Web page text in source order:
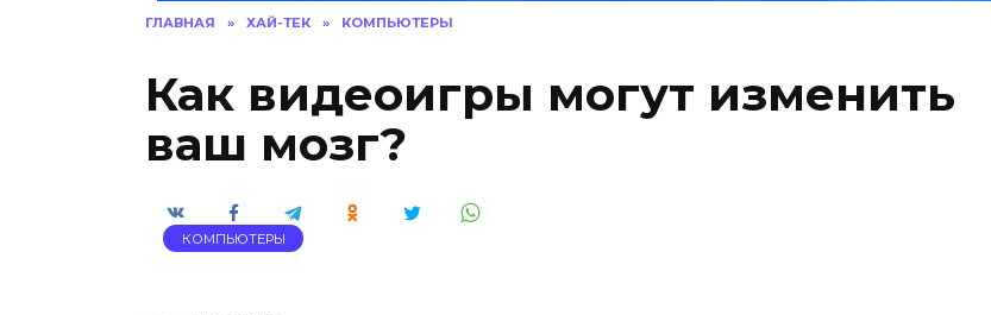
ГЛАВНАЯ » ХАЙ-ТЕК » КОМПЬЮТЕРЫ
Как видеоигры могут изменить
ваш мозг?
КОМПЬЮТЕРЫ